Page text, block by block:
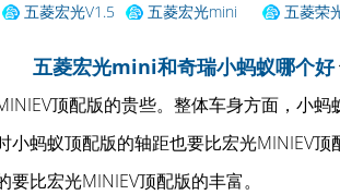
五菱宏光V1.5
五菱宏光mini
五菱荣
五菱宏光mini和奇瑞小蚂蚁哪个好
顶配版的贵些。整体车身方面，小
小蚂蚁顶配版的轴距也要比宏光MINIEV
要比宏光MINIEV顶配版的丰富。